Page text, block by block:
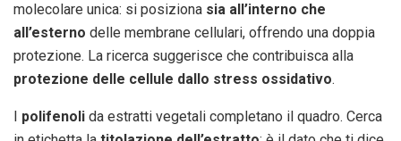
molecolare unica: si posiziona sia all’interno che
all’esterno delle membrane cellulari, offrendo una doppia
protezione. La ricerca suggerisce che contribuisca alla
protezione delle cellule dallo stress ossidativo.
I polifenoli da estratti vegetali completano il quadro. Cerca